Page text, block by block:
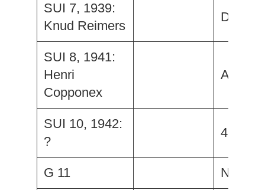
SUI 7, 1939:
Knud Reimers
Domino
SUI 8, 1941:
Henri
Copponex
Astrée
SUI 10, 1942:
?
42bis
G 11